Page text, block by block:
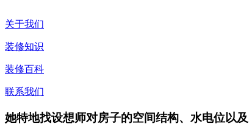
关于我们
装修知识
装修百科
联系我们
她特地找设想师对房子的空间结构、水电位以及